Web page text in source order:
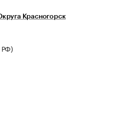
Красногорск
РФ)